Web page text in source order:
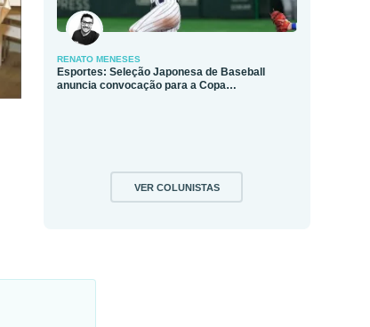
RENATO MENESES
Esportes: Seleção Japonesa de Baseball
anuncia convocação para a Copa…
VER COLUNISTAS